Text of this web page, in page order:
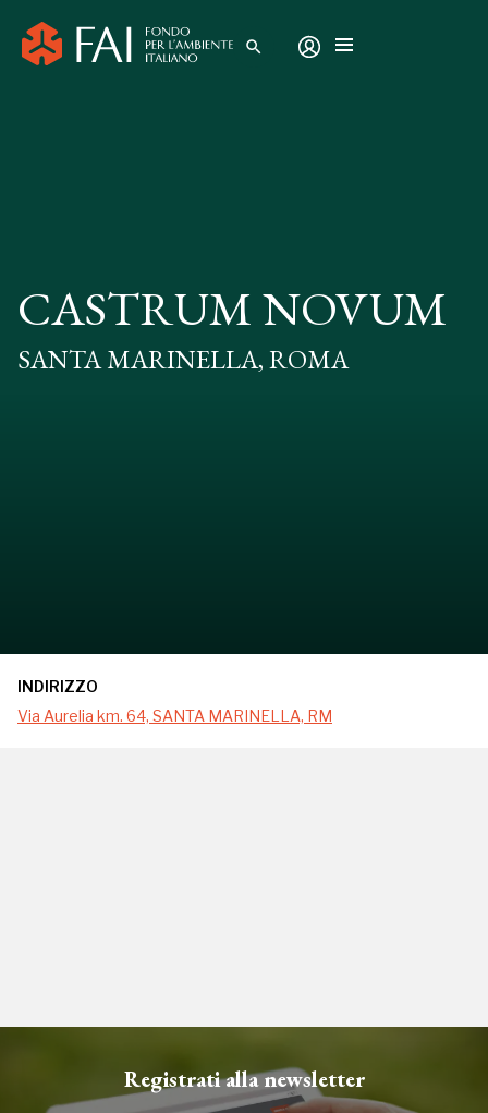
search
CASTRUM NOVUM
SANTA MARINELLA, ROMA
INDIRIZZO
Via Aurelia km. 64, SANTA MARINELLA, RM
Registrati alla newsletter